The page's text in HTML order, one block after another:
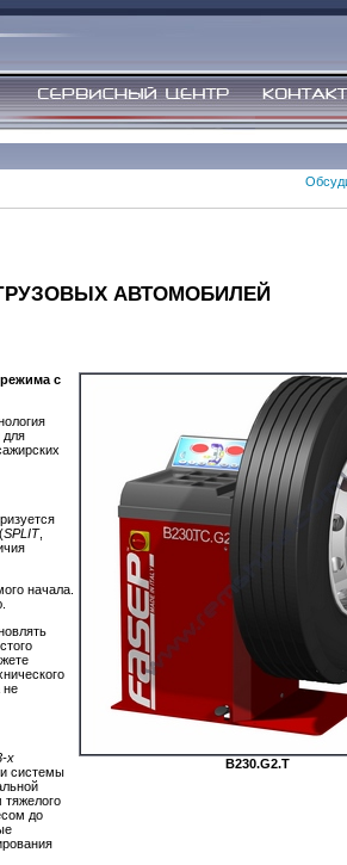
АВТОМОБИЛЕЙ
с
для
SPLIT,
начала.
не
х
и системы
до
B230.G2.T